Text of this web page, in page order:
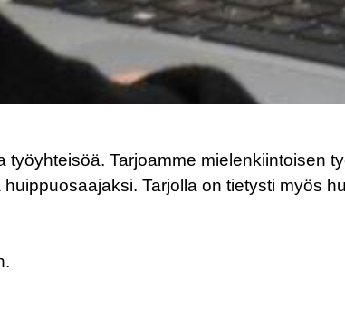
Tarjoamme mielenkiintoisen
Tarjolla on tietysti myös